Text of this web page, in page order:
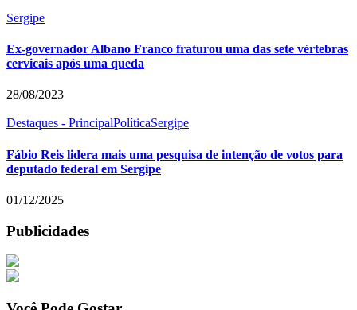
Sergipe
Ex-governador Albano Franco fraturou uma das sete vértebras
cervicais após uma queda
28/08/2023
Destaques - PrincipalPolíticaSergipe
Fábio Reis lidera mais uma pesquisa de intenção de votos para
deputado federal em Sergipe
01/12/2025
Publicidades